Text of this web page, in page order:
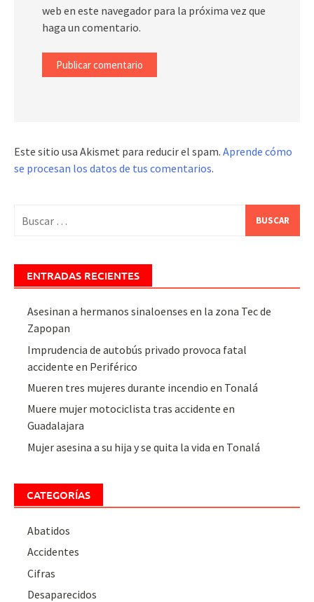
web en este navegador para la próxima vez que
haga un comentario.
Este sitio usa Akismet para reducir el spam. Aprende cómo
se procesan los datos de tus comentarios.
ENTRADAS RECIENTES
Asesinan a hermanos sinaloenses en la zona Tec de
Zapopan
Imprudencia de autobús privado provoca fatal
accidente en Periférico
Mueren tres mujeres durante incendio en Tonalá
Muere mujer motociclista tras accidente en
Guadalajara
Mujer asesina a su hija y se quita la vida en Tonalá
CATEGORÍAS
Abatidos
Accidentes
Cifras
Desaparecidos